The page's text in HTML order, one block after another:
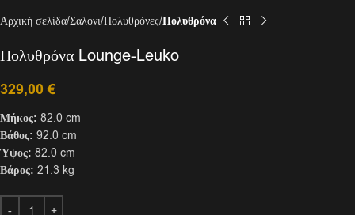
Αρχική σελίδα Σαλόνι Πολυθρόνες Πολυθρόνα
Πολυθρόνα Lounge-Leuko
329,00€
Μήκος: 82.0 cm
Βάθος: 92.0 cm
Ύψος: 82.0 cm
Βάρος: 21.3 kg